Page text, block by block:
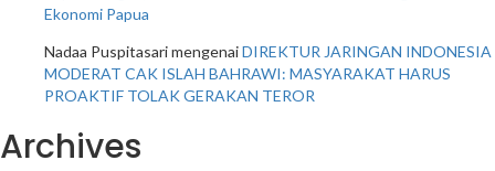
Ekonomi Papua
Nadaa PuspitasarimengenaiDIREKTUR JARINGAN INDONESIA
MODERAT CAK ISLAH BAHRAWI: MASYARAKAT HARUS
PROAKTIF TOLAK GERAKAN TEROR
Archives